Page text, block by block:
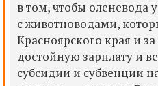
в том, чтобы оленевода
с животноводами,
Красноярского края и
достойную зарплату и
субсидии и субвенции